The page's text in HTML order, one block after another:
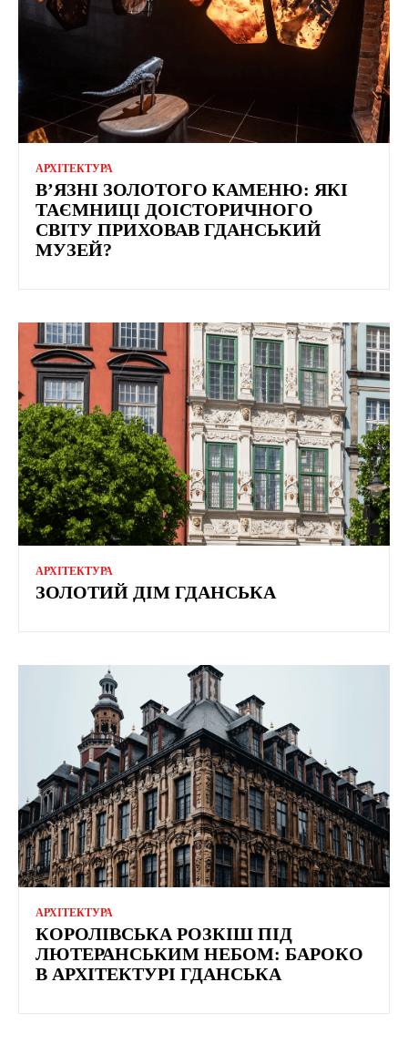
АРХІТЕКТУРА
В’ЯЗНІ ЗОЛОТОГО КАМЕНЮ: ЯКІ
ТАЄМНИЦІ ДОІСТОРИЧНОГО
СВІТУ ПРИХОВАВ ГДАНСЬКИЙ
МУЗЕЙ?
АРХІТЕКТУРА
ЗОЛОТИЙ ДІМ ГДАНСЬКА
АРХІТЕКТУРА
КОРОЛІВСЬКА РОЗКІШ ПІД
ЛЮТЕРАНСЬКИМ НЕБОМ: БАРОКО
В АРХІТЕКТУРІ ГДАНСЬКА